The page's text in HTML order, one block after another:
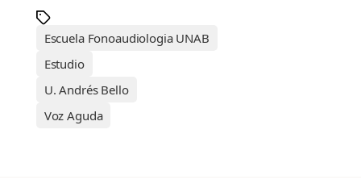
Escuela Fonoaudiologia UNAB
Estudio
U. Andrés Bello
Voz Aguda